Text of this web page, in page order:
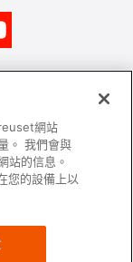
保養及使用
SALE 條款及細則​
All rights reserved.
網站
。 我們會與
站的信息。
您的設備上以